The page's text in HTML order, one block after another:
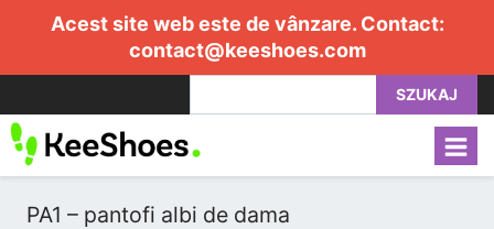
Acest site web este de vânzare. Contact:
contact@keeshoes.com
SZUKAJ
PA1 – pantofi albi de dama